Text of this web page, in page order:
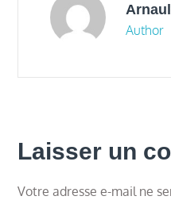
Author
Laisser un
Votre adresse e-mail ne